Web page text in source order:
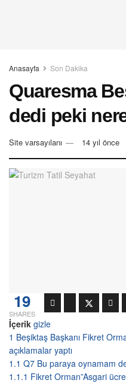
Anasayfa Son Dakika
Quaresma
dedi peki
Site varsayılanı 14 yıl önce
19
SHARES
İçerik gizle
1 Beşiktaş Başkanı Fikret
açıklamalar yaptı
1.1 Q7 Bu paraya oynamam
1.1.1 Fikret Orman”Asgari